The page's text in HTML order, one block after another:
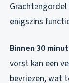
enigszins
Binnen 30
vorst kan een
bevriezen, wat